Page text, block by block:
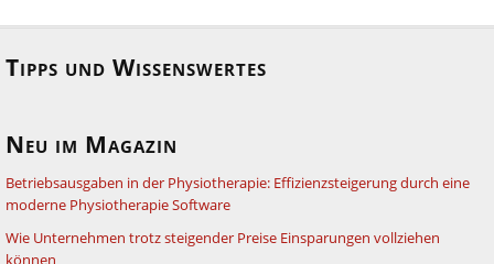
Tipps und Wissenswertes
Neu im Magazin
Betriebsausgaben in der Physiotherapie: Effizienzsteigerung durch eine
moderne Physiotherapie Software
Wie Unternehmen trotz steigender Preise Einsparungen vollziehen
können